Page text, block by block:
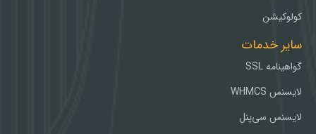
کولوکیشن
سایر خدمات
گواهینامه SSL
لایسنس WHMCS
لایسنس سی‌پنل